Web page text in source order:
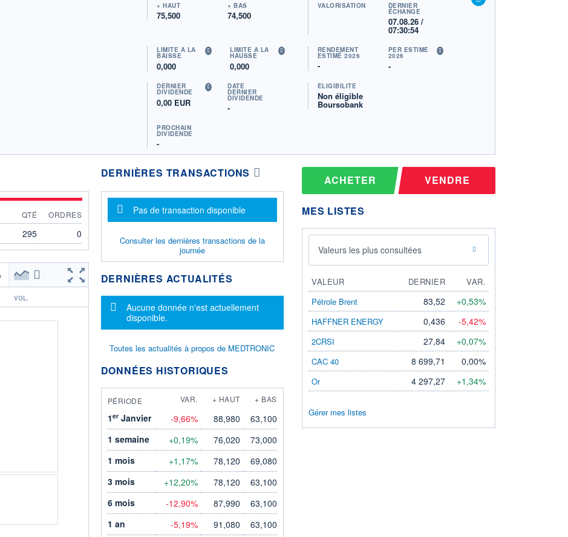
+ HAUT
75,500
+ BAS
74,500
VALORISATION DERNIER
ÉCHANGE
07.08.26 /
07:30:54
LIMITE À LA
BAISSE
0,000
LIMITE À LA
HAUSSE
0,000
RENDEMENT
ESTIMÉ 2026
-
PER ESTIMÉ
2026
-
DERNIER
DIVIDENDE
0,00 EUR
DATE
DERNIER
DIVIDENDE
-
PROCHAIN
DIVIDENDE
-
ÉLIGIBILITÉ
Non éligible
Boursobank
QTÉ ORDRES
295 0
VOL.
DERNIÈRES TRANSACTIONS
Message d'information
Pas de transaction disponible
Consulter les dernières transactions de la
journée
DERNIÈRES ACTUALITÉS
Message d'information
Aucune donnée n'est actuellement
disponible.
Toutes les actualités à propos de MEDTRONIC
DONNÉES HISTORIQUES
PÉRIODE VAR. + HAUT + BAS
1erJanvier -9,66% 88,980
63,100
1 semaine
+0,19% 76,020
73,000
1 mois
+1,17% 78,120
69,080
3 mois
+12,20% 78,120
63,100
6 mois
-12,90% 87,990
63,100
1 an
-5,19% 91,080
63,100
ACHETER VENDRE
MES LISTES
Valeurs les plus consultées
VALEUR DERNIER
VAR.
Pétrole Brent
83,52 +0,53%
HAFFNER ENERGY 0,436 -5,42%
2CRSI 27,84 +0,07%
CAC 40 8 699,71 0,00%
Or 4 297,27 +1,34%
Gérer mes listes